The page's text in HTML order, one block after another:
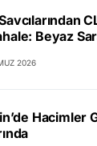
Beyaz
2026
Hacimler